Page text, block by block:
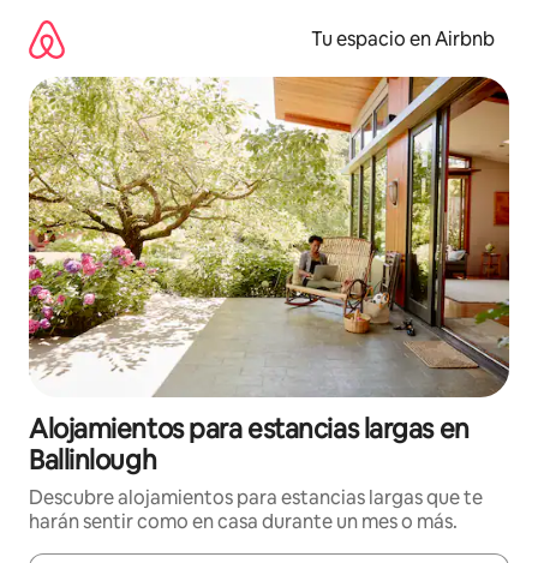
contenido
Tu espacio en Airbnb
Alojamientos para estancias largas en
Ballinlough
Descubre alojamientos para estancias largas que te
harán sentir como en casa durante un mes o más.